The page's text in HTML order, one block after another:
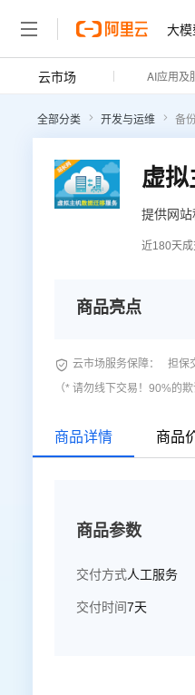
大模
云市场 AI应用及
全部分类 开发与运维 备
虚
提供网站
近180天成
商品亮点
 云市场服务保障： 担保
（* 请勿线下交易！90%的
商品详情 商品
商品参数
交付方式人工服务
交付时间7天